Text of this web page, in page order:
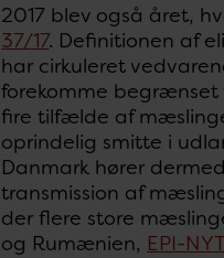
2017 blev også året,
37/17. Definitionen af
har cirkuleret
forekomme begrænset
fire tilfælde af
oprindelig smitte i
Danmark hører
transmission af
der flere store
og Rumænien, EPI-